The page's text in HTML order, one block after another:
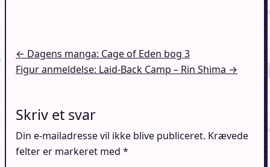
Indlægsnavigation
← Dagens manga: Cage of Eden bog 3
Figur anmeldelse: Laid-Back Camp – Rin Shima →
Skriv et svar
Din e-mailadresse vil ikke blive publiceret. Krævede
felter er markeret med *